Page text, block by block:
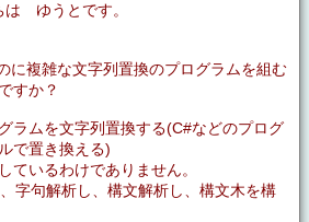
は ゆうとです。
に複雑な文字列置換のプログラムを組む
すか？
ラムを文字列置換する(C#などのプログ
で置き換える)
ているわけでありません。
字句解析し、構文解析し、構文木を構